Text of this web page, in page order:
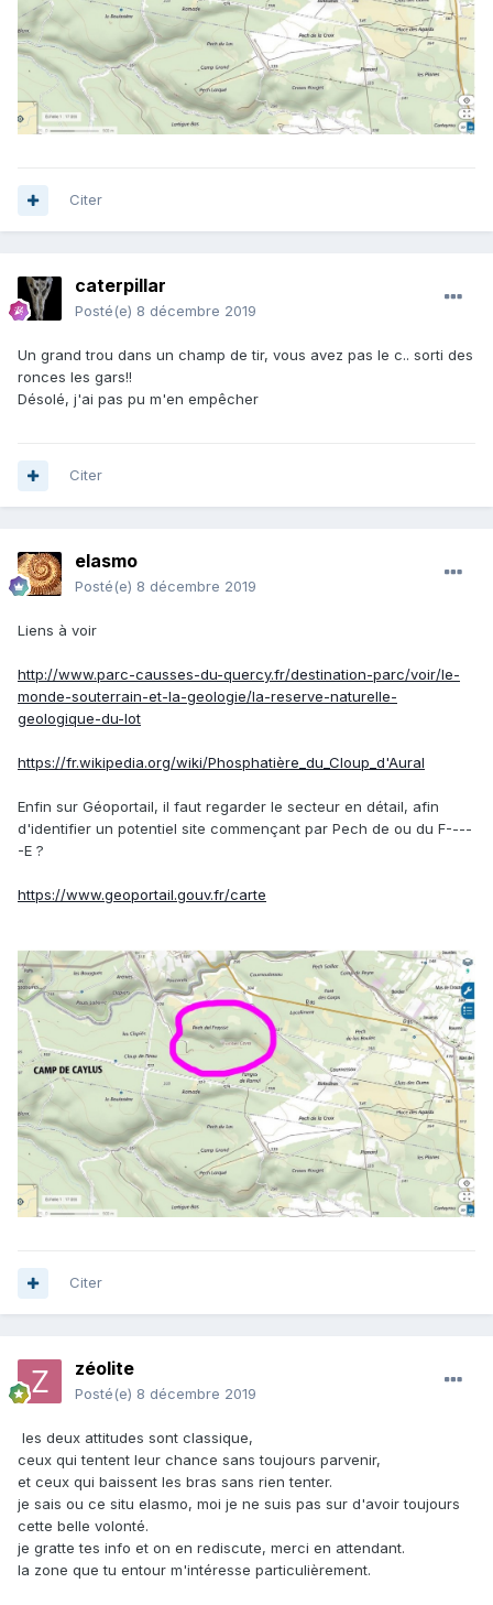
Citer
caterpillar
Posté(e) 8 décembre 2019
Un grand trou dans un champ de tir, vous avez pas le c.. sorti des
ronces les gars!!
Désolé, j'ai pas pu m'en empêcher
Citer
elasmo
Posté(e) 8 décembre 2019
Liens à voir
http://www.parc-causses-du-quercy.fr/destination-parc/voir/le-
monde-souterrain-et-la-geologie/la-reserve-naturelle-
geologique-du-lot
https://fr.wikipedia.org/wiki/Phosphatière_du_Cloup_d'Aural
Enfin sur Géoportail, il faut regarder le secteur en détail, afin
d'identifier un potentiel site commençant par Pech de ou du F----
-E ?
https://www.geoportail.gouv.fr/carte
Citer
zéolite
Posté(e) 8 décembre 2019
les deux attitudes sont classique,
ceux qui tentent leur chance sans toujours parvenir,
et ceux qui baissent les bras sans rien tenter.
je sais ou ce situ elasmo, moi je ne suis pas sur d'avoir toujours
cette belle volonté.
je gratte tes info et on en rediscute, merci en attendant.
la zone que tu entour m'intéresse particulièrement.